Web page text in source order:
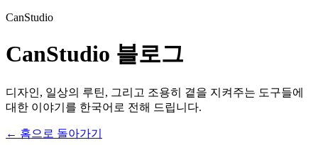
CanStudio
CanStudio 블로그
디자인, 일상의 루틴, 그리고 조용히 곁을 지켜주는 도구들에
대한 이야기를 한국어로 전해 드립니다.
← 홈으로 돌아가기